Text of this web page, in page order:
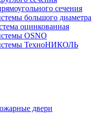
сечения
большого диаметра
оцинкованная
OSNO
ТехноНИКОЛЬ
двери